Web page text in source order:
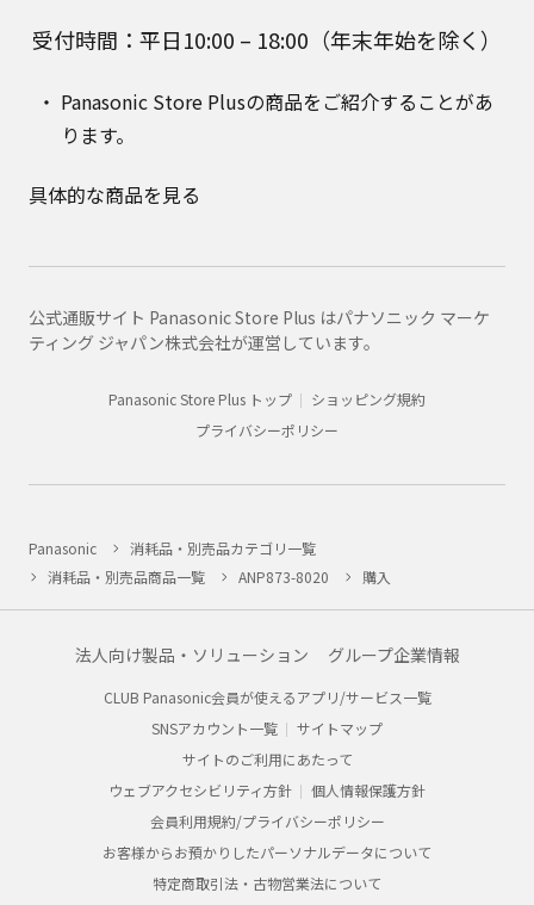
受付時間：平日10:00 – 18:00（年末年始を除く）
Panasonic Store Plusの商品をご紹介することがあ
ります。
具体的な商品を見る
公式通販サイト Panasonic Store Plus はパナソニック マーケ
ティング ジャパン株式会社が運営しています。
Panasonic Store Plus トップ
ショッピング規約
プライバシーポリシー
Panasonic
消耗品・別売品カテゴリ一覧
消耗品・別売品商品一覧
ANP873-8020 購入
法人向け製品・ソリューション グループ企業情報
CLUB Panasonic会員が使えるアプリ/サービス一覧
SNSアカウント一覧
サイトマップ
サイトのご利用にあたって
ウェブアクセシビリティ方針
個人情報保護方針
会員利用規約/プライバシーポリシー
お客様からお預かりしたパーソナルデータについて
特定商取引法・古物営業法について